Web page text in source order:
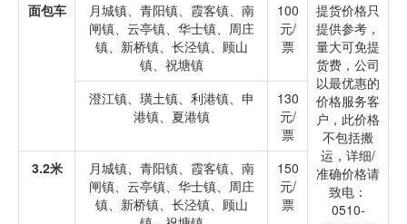
面包车
月城镇、青阳镇、霞客镇、南
闸镇、云亭镇、华士镇、周庄
镇、新桥镇、长泾镇、顾山
镇、祝塘镇
100
元/
票
提货价格只
提供参考，
量大可免提
货费，公司
以最优惠的
价格服务客
户，此价格
不包括搬
运，详细/
准确价格请
致电：
0510-
澄江镇、璜土镇、利港镇、申
港镇、夏港镇
130
元/
票
3.2米
月城镇、青阳镇、霞客镇、南
闸镇、云亭镇、华士镇、周庄
镇、新桥镇、长泾镇、顾山
150
元/
票